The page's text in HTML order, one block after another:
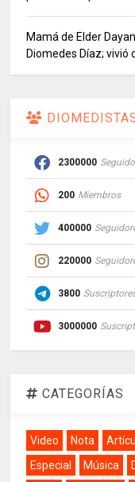
Mamá de Elder
Diomedes Díaz; vivió
2300000
200 Miembros
400000
220000
3800
3000000
CATEGORÍAS
Video Nota
Especial
Música